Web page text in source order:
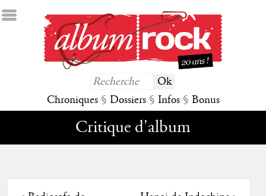
Chroniques § Dossiers § Infos § Bonus
Critique d'album